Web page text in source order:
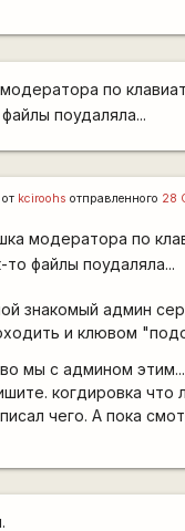
по
поудаляла...
kciroohs отправленного 28
модератора по
то файлы поудаляла...
знакомый админ
и клювом
мы с админом
когдировка
чего. А пока